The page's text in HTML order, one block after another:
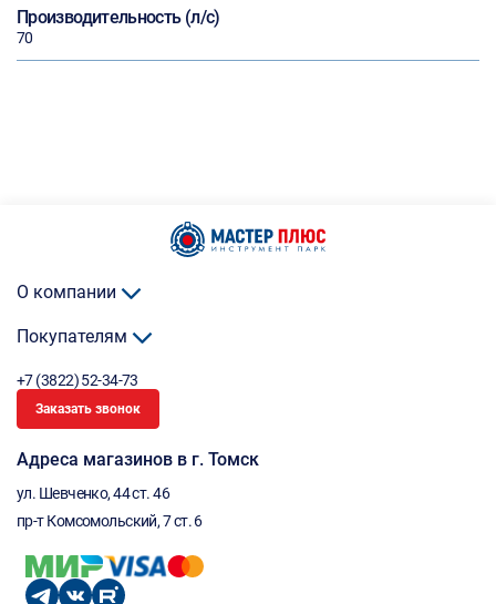
Производительность (л/с)
70
О компании
Покупателям
+7 (3822) 52-34-73
Заказать звонок
Адреса магазинов в г. Томск
ул. Шевченко, 44 ст. 46
пр-т Комсомольский, 7 ст. 6